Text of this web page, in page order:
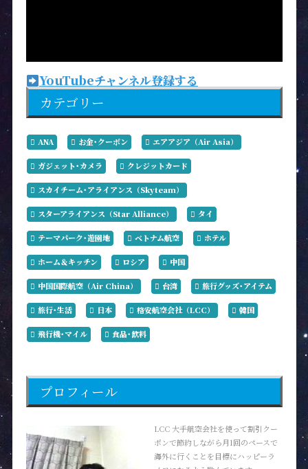
YouTubeチャンネル登録する
カテゴリー
ANA お金･クーポン エアアジア（Air Asia）
ガジェット･カメラ クレジットカード
スカイチーム･アライアンス（Skyteam）
スターアライアンス（Star Alliance） タイ
テーマパーク･遊園地 ベトナム航空 ホテル
ホーム＆キッチン ロシア 中国
中国国際航空（Air China） 台湾 旅行グッズ･アイテム
旅行･生活 日本 格安航空会社（LCC） 韓国
飛行機･マイル 食品･飲料
プロフィール
LCC 大手航空会社を使って割引クー
ポンで節約しながら月1回のペースで
海外に行くことを目標にハッピーラ